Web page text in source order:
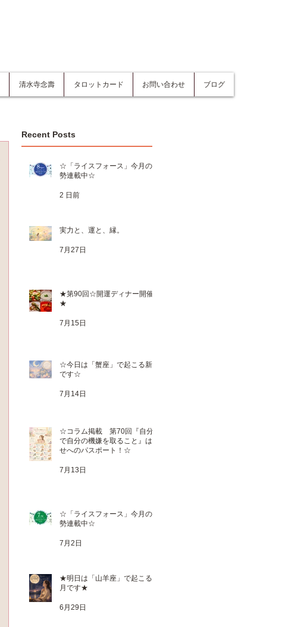
清水寺念壽 タロットカード お問い合わせ ブログ
Recent Posts
☆「ライスフォース」今月の運
勢連載中☆
2 日前
実力と、運と、縁。
7月27日
★第90回☆開運ディナー開催
★
7月15日
☆今日は「蟹座」で起こる新月
です☆
7月14日
☆コラム掲載 第70回『自分
で自分の機嫌を取ること』は幸
せへのパスポート！☆
7月13日
☆「ライスフォース」今月の運
勢連載中☆
7月2日
★明日は「山羊座」で起こる満
月です★
6月29日